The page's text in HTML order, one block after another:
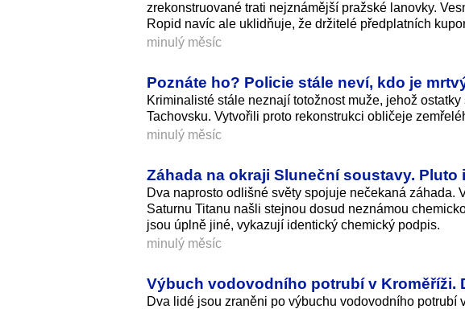
zrekonstruované trati nejznámější pražské lanovky.
Ropid navíc ale uklidňuje, že držitelé předplatních
minulý měsíc
Poznáte ho? Policie stále neví, kdo je
Kriminalisté stále neznají totožnost muže, jehož
Tachovsku. Vytvořili proto rekonstrukci obličeje
minulý měsíc
Záhada na okraji Sluneční soustavy.
Dva naprosto odlišné světy spojuje nečekaná
Saturnu Titanu našli stejnou dosud neznámou
jsou úplně jiné, vykazují identický chemický podpis.
minulý měsíc
Výbuch vodovodního potrubí v Kroměříži.
Dva lidé jsou zraněni po výbuchu vodovodního potrubí